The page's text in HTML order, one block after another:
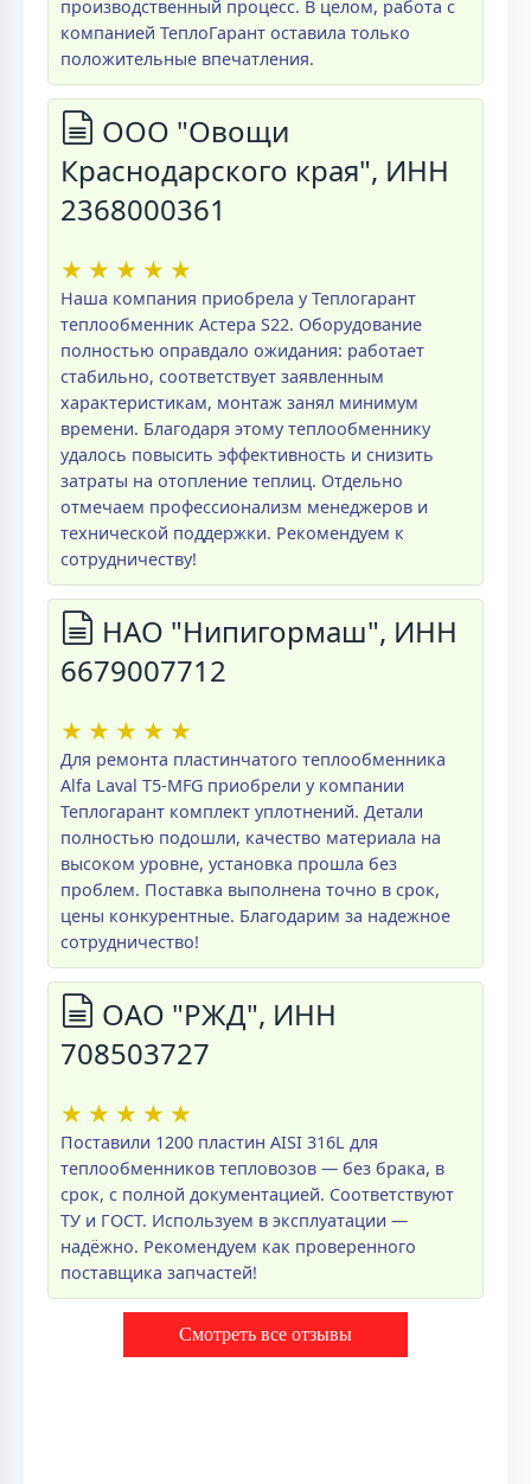
производственный процесс. В целом, работа с
компанией ТеплоГарант оставила только
положительные впечатления.
ООО "Овощи
Краснодарского края", ИНН
2368000361
★ ★ ★ ★ ★
Наша компания приобрела у Теплогарант
теплообменник Астера S22. Оборудование
полностью оправдало ожидания: работает
стабильно, соответствует заявленным
характеристикам, монтаж занял минимум
времени. Благодаря этому теплообменнику
удалось повысить эффективность и снизить
затраты на отопление теплиц. Отдельно
отмечаем профессионализм менеджеров и
технической поддержки. Рекомендуем к
сотрудничеству!
НАО "Нипигормаш", ИНН
6679007712
★ ★ ★ ★ ★
Для ремонта пластинчатого теплообменника
Alfa Laval T5-MFG приобрели у компании
Теплогарант комплект уплотнений. Детали
полностью подошли, качество материала на
высоком уровне, установка прошла без
проблем. Поставка выполнена точно в срок,
цены конкурентные. Благодарим за надежное
сотрудничество!
ОАО "РЖД", ИНН
708503727
★ ★ ★ ★ ★
Поставили 1200 пластин AISI 316L для
теплообменников тепловозов — без брака, в
срок, с полной документацией. Соответствуют
ТУ и ГОСТ. Используем в эксплуатации —
надёжно. Рекомендуем как проверенного
поставщика запчастей!
Смотреть все отзывы